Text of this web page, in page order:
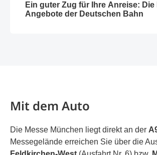
Ein guter Zug für Ihre Anreise: Die
Angebote der Deutschen Bahn
Mit dem Auto
Die Messe München liegt direkt an der
Messegelände erreichen Sie über die